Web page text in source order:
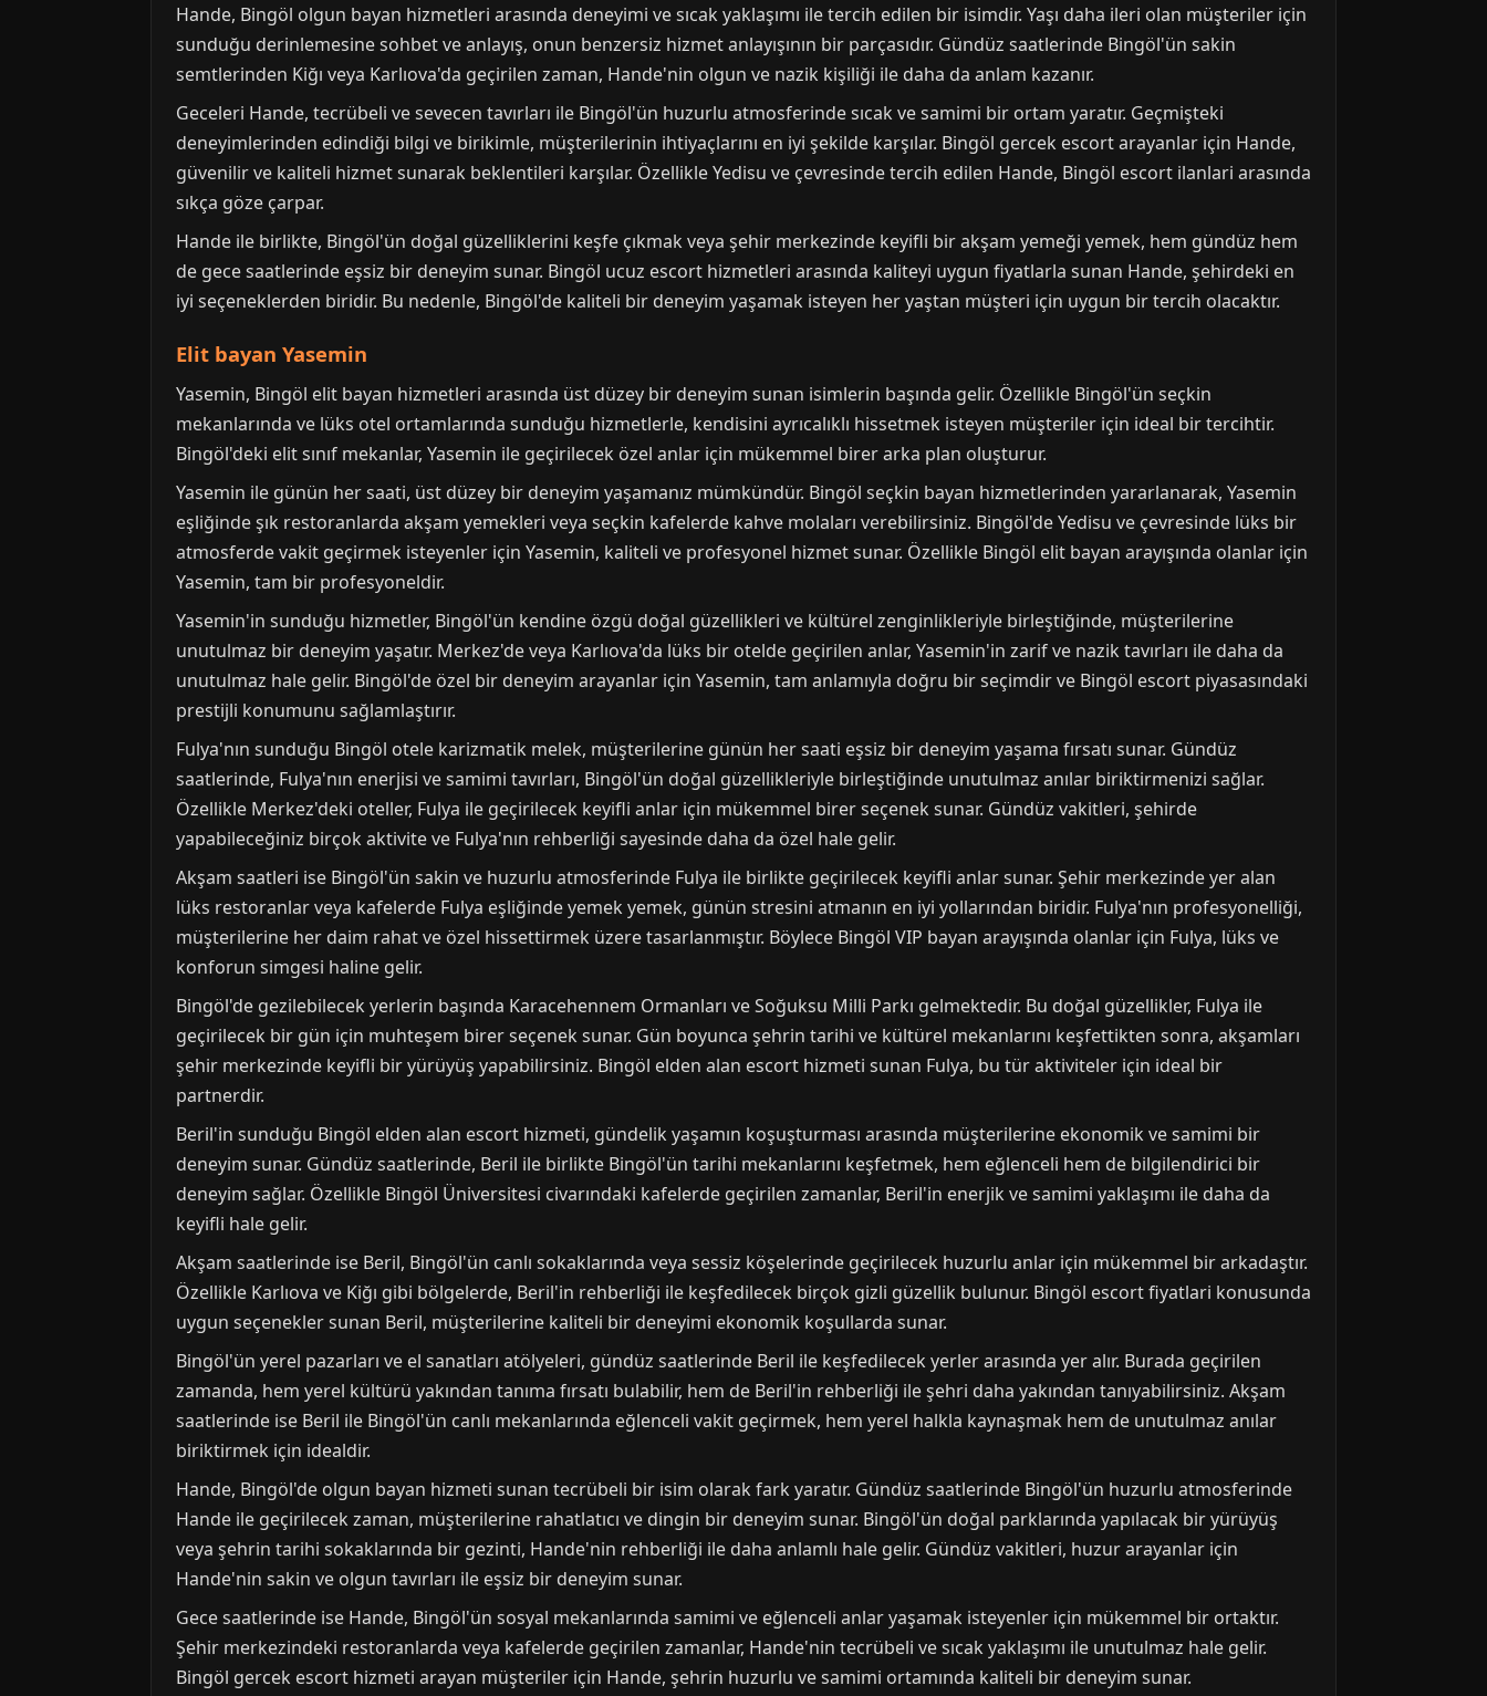
Hande, Bingöl olgun bayan hizmetleri arasında deneyimi ve sıcak yaklaşımı ile tercih edilen bir isimdir. Yaşı daha ileri olan müşteriler için
sunduğu derinlemesine sohbet ve anlayış, onun benzersiz hizmet anlayışının bir parçasıdır. Gündüz saatlerinde Bingöl'ün sakin
semtlerinden Kiğı veya Karlıova'da geçirilen zaman, Hande'nin olgun ve nazik kişiliği ile daha da anlam kazanır.
Geceleri Hande, tecrübeli ve sevecen tavırları ile Bingöl'ün huzurlu atmosferinde sıcak ve samimi bir ortam yaratır. Geçmişteki
deneyimlerinden edindiği bilgi ve birikimle, müşterilerinin ihtiyaçlarını en iyi şekilde karşılar. Bingöl gercek escort arayanlar için Hande,
güvenilir ve kaliteli hizmet sunarak beklentileri karşılar. Özellikle Yedisu ve çevresinde tercih edilen Hande, Bingöl escort ilanlari arasında
sıkça göze çarpar.
Hande ile birlikte, Bingöl'ün doğal güzelliklerini keşfe çıkmak veya şehir merkezinde keyifli bir akşam yemeği yemek, hem gündüz hem
de gece saatlerinde eşsiz bir deneyim sunar. Bingöl ucuz escort hizmetleri arasında kaliteyi uygun fiyatlarla sunan Hande, şehirdeki en
iyi seçeneklerden biridir. Bu nedenle, Bingöl'de kaliteli bir deneyim yaşamak isteyen her yaştan müşteri için uygun bir tercih olacaktır.
Elit bayan Yasemin
Yasemin, Bingöl elit bayan hizmetleri arasında üst düzey bir deneyim sunan isimlerin başında gelir. Özellikle Bingöl'ün seçkin
mekanlarında ve lüks otel ortamlarında sunduğu hizmetlerle, kendisini ayrıcalıklı hissetmek isteyen müşteriler için ideal bir tercihtir.
Bingöl'deki elit sınıf mekanlar, Yasemin ile geçirilecek özel anlar için mükemmel birer arka plan oluşturur.
Yasemin ile günün her saati, üst düzey bir deneyim yaşamanız mümkündür. Bingöl seçkin bayan hizmetlerinden yararlanarak, Yasemin
eşliğinde şık restoranlarda akşam yemekleri veya seçkin kafelerde kahve molaları verebilirsiniz. Bingöl'de Yedisu ve çevresinde lüks bir
atmosferde vakit geçirmek isteyenler için Yasemin, kaliteli ve profesyonel hizmet sunar. Özellikle Bingöl elit bayan arayışında olanlar için
Yasemin, tam bir profesyoneldir.
Yasemin'in sunduğu hizmetler, Bingöl'ün kendine özgü doğal güzellikleri ve kültürel zenginlikleriyle birleştiğinde, müşterilerine
unutulmaz bir deneyim yaşatır. Merkez'de veya Karlıova'da lüks bir otelde geçirilen anlar, Yasemin'in zarif ve nazik tavırları ile daha da
unutulmaz hale gelir. Bingöl'de özel bir deneyim arayanlar için Yasemin, tam anlamıyla doğru bir seçimdir ve Bingöl escort piyasasındaki
prestijli konumunu sağlamlaştırır.
Fulya'nın sunduğu Bingöl otele karizmatik melek, müşterilerine günün her saati eşsiz bir deneyim yaşama fırsatı sunar. Gündüz
saatlerinde, Fulya'nın enerjisi ve samimi tavırları, Bingöl'ün doğal güzellikleriyle birleştiğinde unutulmaz anılar biriktirmenizi sağlar.
Özellikle Merkez'deki oteller, Fulya ile geçirilecek keyifli anlar için mükemmel birer seçenek sunar. Gündüz vakitleri, şehirde
yapabileceğiniz birçok aktivite ve Fulya'nın rehberliği sayesinde daha da özel hale gelir.
Akşam saatleri ise Bingöl'ün sakin ve huzurlu atmosferinde Fulya ile birlikte geçirilecek keyifli anlar sunar. Şehir merkezinde yer alan
lüks restoranlar veya kafelerde Fulya eşliğinde yemek yemek, günün stresini atmanın en iyi yollarından biridir. Fulya'nın profesyonelliği,
müşterilerine her daim rahat ve özel hissettirmek üzere tasarlanmıştır. Böylece Bingöl VIP bayan arayışında olanlar için Fulya, lüks ve
konforun simgesi haline gelir.
Bingöl'de gezilebilecek yerlerin başında Karacehennem Ormanları ve Soğuksu Milli Parkı gelmektedir. Bu doğal güzellikler, Fulya ile
geçirilecek bir gün için muhteşem birer seçenek sunar. Gün boyunca şehrin tarihi ve kültürel mekanlarını keşfettikten sonra, akşamları
şehir merkezinde keyifli bir yürüyüş yapabilirsiniz. Bingöl elden alan escort hizmeti sunan Fulya, bu tür aktiviteler için ideal bir
partnerdir.
Beril'in sunduğu Bingöl elden alan escort hizmeti, gündelik yaşamın koşuşturması arasında müşterilerine ekonomik ve samimi bir
deneyim sunar. Gündüz saatlerinde, Beril ile birlikte Bingöl'ün tarihi mekanlarını keşfetmek, hem eğlenceli hem de bilgilendirici bir
deneyim sağlar. Özellikle Bingöl Üniversitesi civarındaki kafelerde geçirilen zamanlar, Beril'in enerjik ve samimi yaklaşımı ile daha da
keyifli hale gelir.
Akşam saatlerinde ise Beril, Bingöl'ün canlı sokaklarında veya sessiz köşelerinde geçirilecek huzurlu anlar için mükemmel bir arkadaştır.
Özellikle Karlıova ve Kiğı gibi bölgelerde, Beril'in rehberliği ile keşfedilecek birçok gizli güzellik bulunur. Bingöl escort fiyatlari konusunda
uygun seçenekler sunan Beril, müşterilerine kaliteli bir deneyimi ekonomik koşullarda sunar.
Bingöl'ün yerel pazarları ve el sanatları atölyeleri, gündüz saatlerinde Beril ile keşfedilecek yerler arasında yer alır. Burada geçirilen
zamanda, hem yerel kültürü yakından tanıma fırsatı bulabilir, hem de Beril'in rehberliği ile şehri daha yakından tanıyabilirsiniz. Akşam
saatlerinde ise Beril ile Bingöl'ün canlı mekanlarında eğlenceli vakit geçirmek, hem yerel halkla kaynaşmak hem de unutulmaz anılar
biriktirmek için idealdir.
Hande, Bingöl'de olgun bayan hizmeti sunan tecrübeli bir isim olarak fark yaratır. Gündüz saatlerinde Bingöl'ün huzurlu atmosferinde
Hande ile geçirilecek zaman, müşterilerine rahatlatıcı ve dingin bir deneyim sunar. Bingöl'ün doğal parklarında yapılacak bir yürüyüş
veya şehrin tarihi sokaklarında bir gezinti, Hande'nin rehberliği ile daha anlamlı hale gelir. Gündüz vakitleri, huzur arayanlar için
Hande'nin sakin ve olgun tavırları ile eşsiz bir deneyim sunar.
Gece saatlerinde ise Hande, Bingöl'ün sosyal mekanlarında samimi ve eğlenceli anlar yaşamak isteyenler için mükemmel bir ortaktır.
Şehir merkezindeki restoranlarda veya kafelerde geçirilen zamanlar, Hande'nin tecrübeli ve sıcak yaklaşımı ile unutulmaz hale gelir.
Bingöl gercek escort hizmeti arayan müşteriler için Hande, şehrin huzurlu ve samimi ortamında kaliteli bir deneyim sunar.